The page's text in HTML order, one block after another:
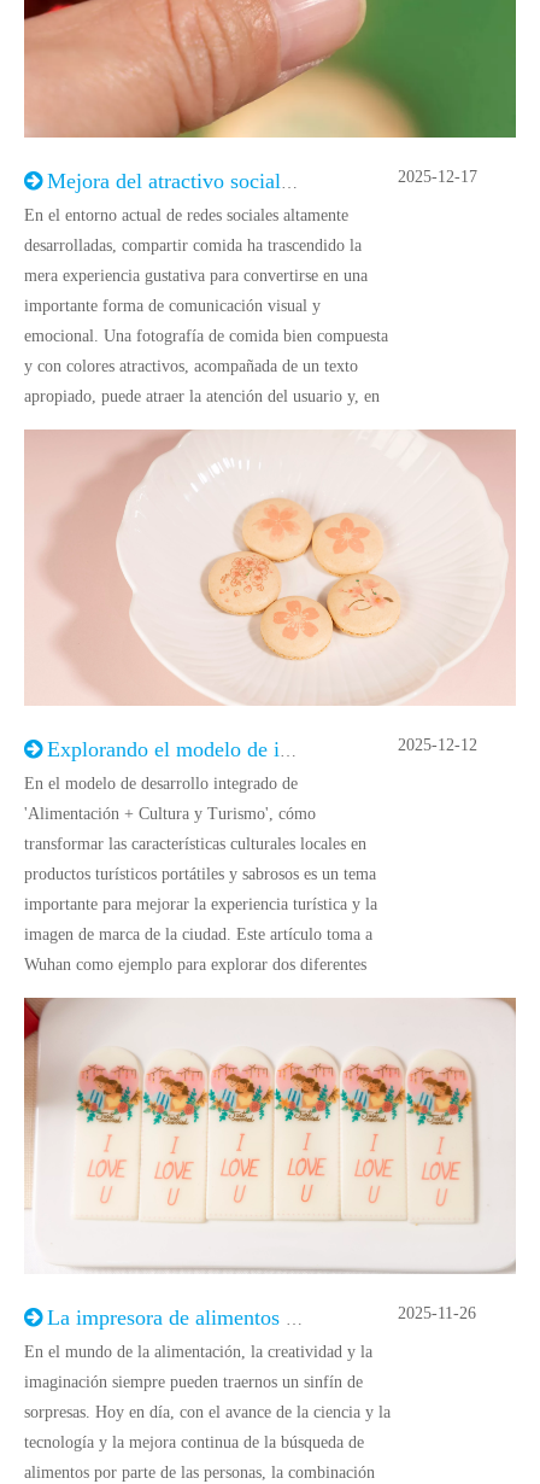
Mejora del atractivo social de los alimentos: un análisis de las estrategias de presentación visual y operación de contenidos
En el entorno actual de redes sociales altamente
desarrolladas, compartir comida ha trascendido la
mera experiencia gustativa para convertirse en una
importante forma de comunicación visual y
emocional. Una fotografía de comida bien compuesta
y con colores atractivos, acompañada de un texto
apropiado, puede atraer la atención del usuario y, en
2025-12-17
Explorando el modelo de integración 'Alimentación + Cultura y Turismo'
En el modelo de desarrollo integrado de
'Alimentación + Cultura y Turismo', cómo
transformar las características culturales locales en
productos turísticos portátiles y sabrosos es un tema
importante para mejorar la experiencia turística y la
imagen de marca de la ciudad. Este artículo toma a
Wuhan como ejemplo para explorar dos diferentes
2025-12-12
La impresora de alimentos le ayuda a iniciar un viaje de cocina creativa
En el mundo de la alimentación, la creatividad y la
imaginación siempre pueden traernos un sinfín de
sorpresas. Hoy en día, con el avance de la ciencia y la
tecnología y la mejora continua de la búsqueda de
alimentos por parte de las personas, la combinación
2025-11-26